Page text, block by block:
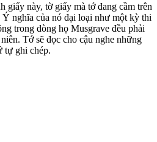
giấy này, tờ giấy mà tớ đang cầm trên
nghĩa của nó đại loại như một kỳ thi
trong dòng họ Musgrave đều phải
Tớ sẽ đọc cho cậu nghe những
tự ghi chép.